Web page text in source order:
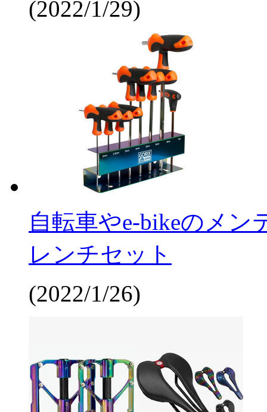
(2022/1/29)
自転車やe-bikeのメ
レンチセット
(2022/1/26)